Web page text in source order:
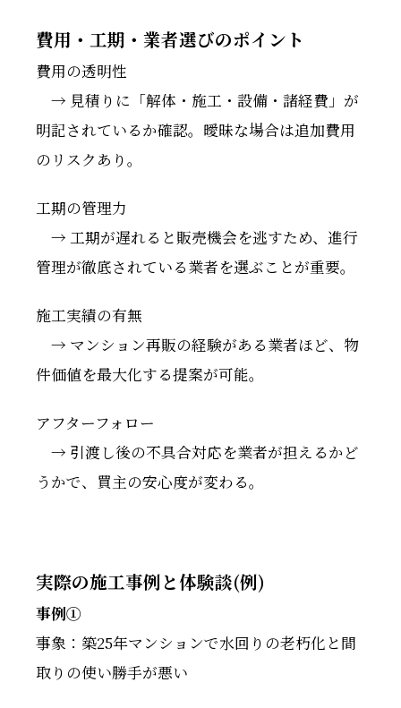
費用・工期・業者選びのポイント
費用の透明性
→ 見積りに「解体・施工・設備・諸経費」が
明記されているか確認。曖昧な場合は追加費用
のリスクあり。
工期の管理力
→ 工期が遅れると販売機会を逃すため、進行
管理が徹底されている業者を選ぶことが重要。
施工実績の有無
→ マンション再販の経験がある業者ほど、物
件価値を最大化する提案が可能。
アフターフォロー
→ 引渡し後の不具合対応を業者が担えるかど
うかで、買主の安心度が変わる。
実際の施工事例と体験談(例)
事例①
事象：築25年マンションで水回りの老朽化と間
取りの使い勝手が悪い